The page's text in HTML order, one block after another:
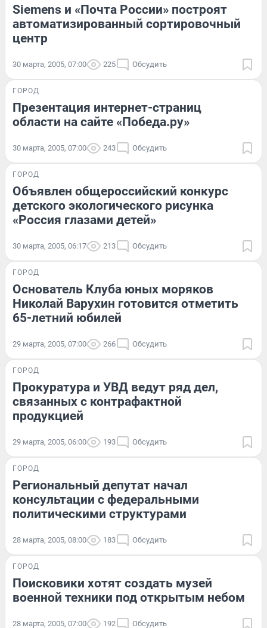
Siemens и «Почта России» построят
автоматизированный сортировочный
центр
30 марта, 2005, 07:00 225 Обсудить
ГОРОД
Презентация интернет-страниц
области на сайте «Победа.ру»
30 марта, 2005, 07:00 243 Обсудить
ГОРОД
Объявлен общероссийский конкурс
детского экологического рисунка
«Россия глазами детей»
30 марта, 2005, 06:17 213 Обсудить
ГОРОД
Основатель Клуба юных моряков
Николай Варухин готовится отметить
65-летний юбилей
29 марта, 2005, 07:00 266 Обсудить
ГОРОД
Прокуратура и УВД ведут ряд дел,
связанных с контрафактной
продукцией
29 марта, 2005, 06:00 193 Обсудить
ГОРОД
Региональный депутат начал
консультации с федеральными
политическими структурами
28 марта, 2005, 08:00 183 Обсудить
ГОРОД
Поисковики хотят создать музей
военной техники под открытым небом
28 марта, 2005, 07:00 192 Обсудить